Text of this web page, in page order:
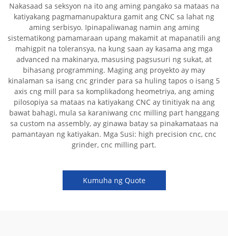
Nakasaad sa seksyon na ito ang aming pangako sa mataas na
katiyakang pagmamanupaktura gamit ang CNC sa lahat ng
aming serbisyo. Ipinapaliwanag namin ang aming
sistematikong pamamaraan upang makamit at mapanatili ang
mahigpit na toleransya, na kung saan ay kasama ang mga
advanced na makinarya, masusing pagsusuri ng sukat, at
bihasang programming. Maging ang proyekto ay may
kinalaman sa isang cnc grinder para sa huling tapos o isang 5
axis cng mill para sa komplikadong heometriya, ang aming
pilosopiya sa mataas na katiyakang CNC ay tinitiyak na ang
bawat bahagi, mula sa karaniwang cnc milling part hanggang
sa custom na assembly, ay ginawa batay sa pinakamataas na
pamantayan ng katiyakan. Mga Susi: high precision cnc, cnc
grinder, cnc milling part.
Kumuha ng Quote